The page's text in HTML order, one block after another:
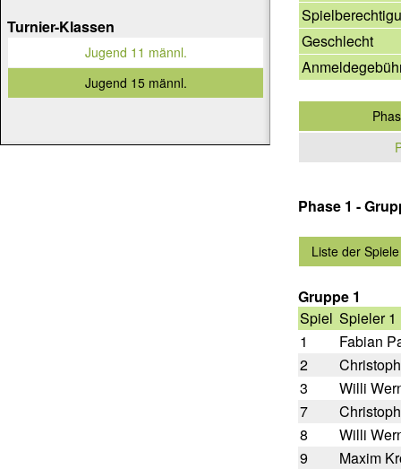
Geschlecht
Phase 1 -
Liste der Spiele
Gruppe 1
Spiel Spieler 1
1
Fabian
2
3
Willi
7
8
Willi
9
Maxim
Turnier-Klassen
Jugend 11 männl.
Jugend 15 männl.